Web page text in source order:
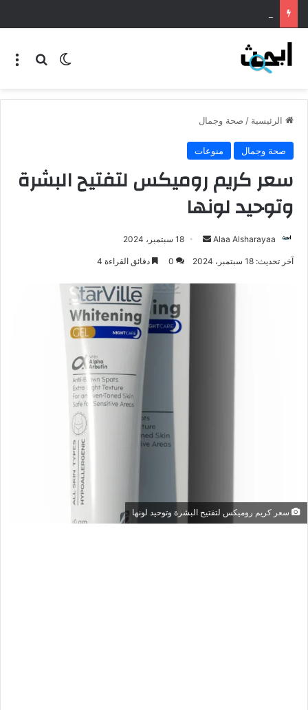
الرئيسية / صحة وجمال
صحة وجمال منوعات
سعر كريم روميكس لتفتيح البشرة
وتوحيد لونها
Alaa Alsharayaa 18 سبتمبر، 2024
آخر تحديث: 18 سبتمبر، 2024 0 دقائق القراءة 4
سعر كريم روميكس لتفتيح البشرة وتوحيد لونها